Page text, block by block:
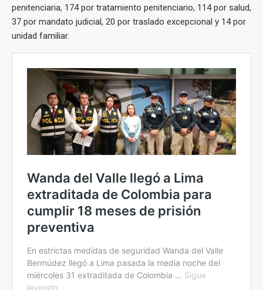
penitenciaria, 174 por tratamiento penitenciario, 114 por salud,
37 por mandato judicial, 20 por traslado excepcional y 14 por
unidad familiar.